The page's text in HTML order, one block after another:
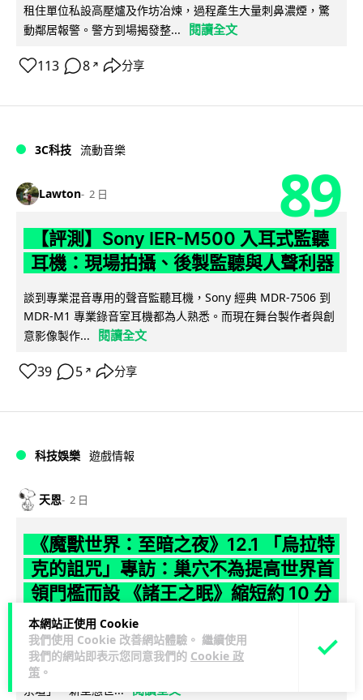
本網站正使用 Cookie
我們使用 Cookie 改善網站體驗。 繼續使用
我們的網站即表示您同意我們的 Cookie 政
策 。
租住單位私設高壓爐及作坊冶煉，過程產生大量刺鼻濃煙，驚
動鄰居報警。警方到場揭發整...
閱讀全文
113 8 ↗ 分享
3C科技 流動音樂
Lawton 2 日 89
【評測】Sony IER-M500 入耳式監聽
耳機：現場拍攝、後製監聽與人聲利器
談到專業混音專用的聲音監聽耳機，Sony 經典 MDR-7506 到
MDR-M1 專業錄音室耳機都為人熟悉。而現在舞台製作者與創
意影像製作...
閱讀全文
39 5 ↗ 分享
科技娛樂 遊戲情報
天恩 2 日
《魔獸世界：至暗之夜》12.1 「烏拉特
克的詛咒」專訪：巢穴不為提高世界首
領門檻而設 《諸王之眠》縮短約 10 分
鐘
《魔獸世界：至暗之夜》版本更新 12.1「烏拉特克的詛咒」將
於 8 月 13 日正式上線，帶來全新區域「盤蛇島」、地城「毒牙
祭壇」、新型態世... 閱讀全文